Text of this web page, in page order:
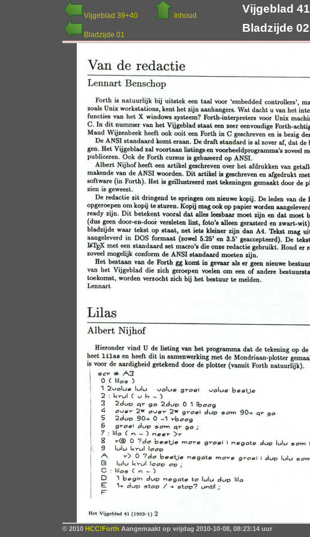
Vijgeblad 39+40 Inhoud
Vijgeblad 41
Bladzijde 01
Bladzijde 02
© 2010 HCC!Forth Aangemaakt op vrijdag 2010-10-08, 08:23:14 uur